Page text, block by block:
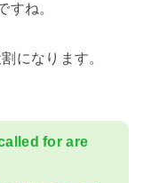
すね。
になります。
for are